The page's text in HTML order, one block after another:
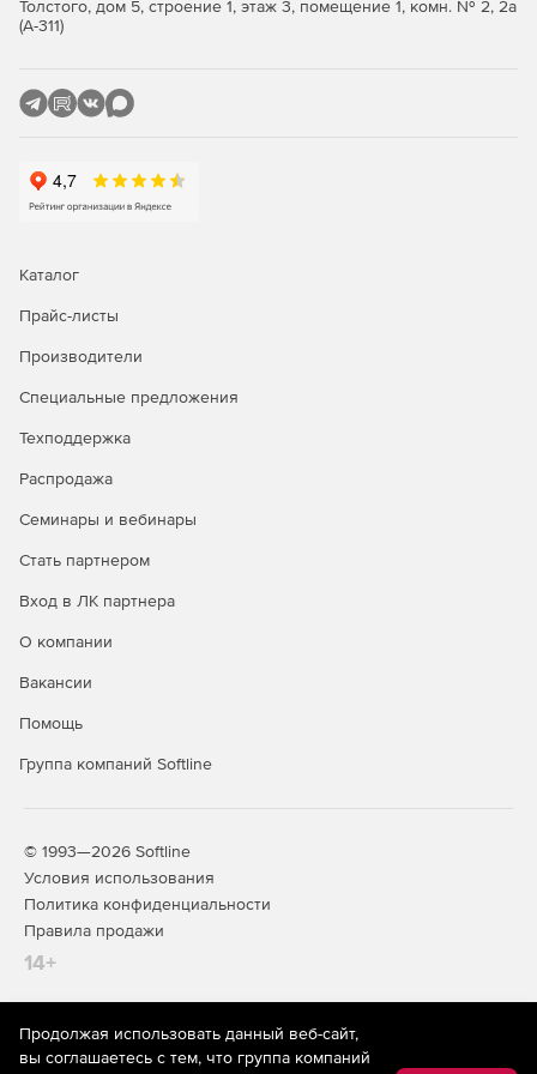
Поддержка всех основных реляционных баз данных
Утилита FlexText для синтаксического анализа
плоских файлов.
IDoc и IATA PADIS EDI (зависит от редакции).
Генерация кода XSLT 1.0/2.0 и XQuery (Professional и
промежуточные переменные.
Мощные функции сортировки ввода баз данных и
других структурированных данных.
Визуальное построение функций.
Генерация кода Java, C# и C++ (Professional и
Enterprise).
Создание и чтение файлов JSON (Enterprise).
Автоматизация за счет средств управления C# или
JAVA API, ActiveX или командной строки.
Интеграция с StyleVision для рендера результатов
(Professional и Enterprise).
32- и 64-разрядные версии.
Поддержка таксономии US GAAP 2014 XBRL
(Enterprise).
Толстого, дом 5, строение 1, этаж 3, помещение 1, комн. № 2, 2а
(А-311)
Каталог
Прайс-листы
Производители
Специальные предложения
Техподдержка
Распродажа
Семинары и вебинары
Стать партнером
Вход в ЛК партнера
О компании
Вакансии
Помощь
Группа компаний Softline
© 1993—2026 Softline
Условия использования
Политика конфиденциальности
Правила продажи
14+
На информационном ресурсе store.softline.ru применяются
рекомендательные технологии(информационные технологии
Продолжая использовать данный веб-сайт,
вы соглашаетесь с тем, что группа компаний